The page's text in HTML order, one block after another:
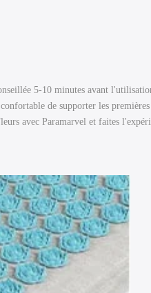
5-10 minutes avant
de supporter les
avec Paramarvel et faites